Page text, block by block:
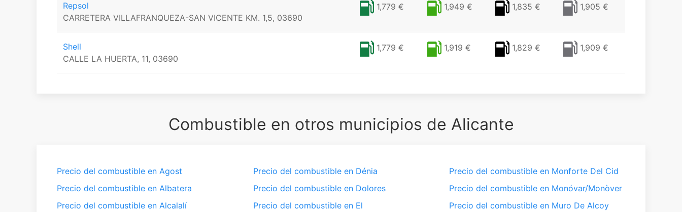
Repsol
CARRETERA VILLAFRANQUEZA-SAN VICENTE KM. 1,5, 03690
1,779 € 1,949 € 1,835 € 1,905 €
Shell
CALLE LA HUERTA, 11, 03690
1,779 € 1,919 € 1,829 € 1,909 €
Combustible en otros municipios de Alicante
Precio del combustible en Agost
Precio del combustible en Albatera
Precio del combustible en Alcalalí
Precio del combustible en Dénia
Precio del combustible en Dolores
Precio del combustible en El
Precio del combustible en Monforte Del Cid
Precio del combustible en Monóvar/Monòver
Precio del combustible en Muro De Alcoy